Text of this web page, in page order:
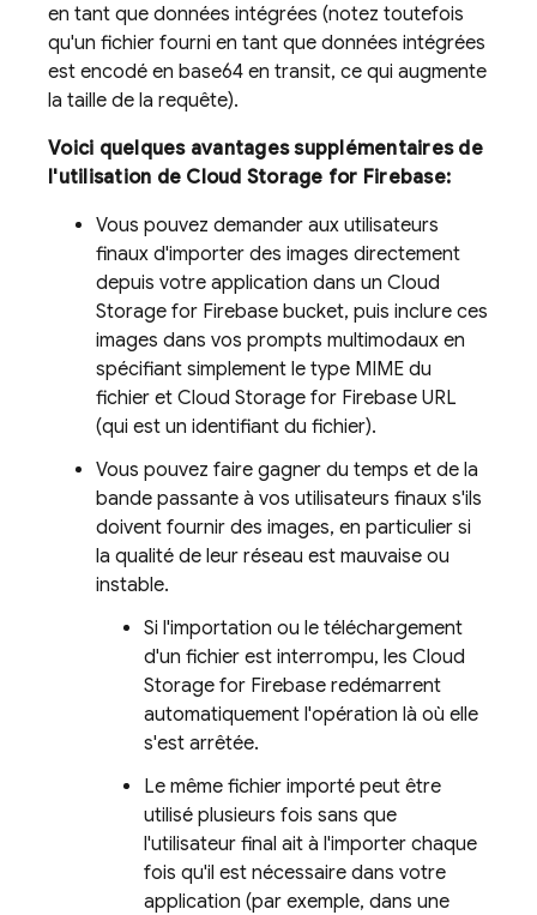
en tant que données intégrées (notez toutefois
qu'un fichier fourni en tant que données intégrées
est encodé en base64 en transit, ce qui augmente
la taille de la requête).
Voici quelques avantages supplémentaires de
l'utilisation de Cloud Storage for Firebase:
Vous pouvez demander aux utilisateurs
finaux d'importer des images directement
depuis votre application dans un Cloud
Storage for Firebase bucket, puis inclure ces
images dans vos prompts multimodaux en
spécifiant simplement le type MIME du
fichier et Cloud Storage for Firebase URL
(qui est un identifiant du fichier).
Vous pouvez faire gagner du temps et de la
bande passante à vos utilisateurs finaux s'ils
doivent fournir des images, en particulier si
la qualité de leur réseau est mauvaise ou
instable.
Si l'importation ou le téléchargement
d'un fichier est interrompu, les Cloud
Storage for Firebase redémarrent
automatiquement l'opération là où elle
s'est arrêtée.
Le même fichier importé peut être
utilisé plusieurs fois sans que
l'utilisateur final ait à l'importer chaque
fois qu'il est nécessaire dans votre
application (par exemple, dans une